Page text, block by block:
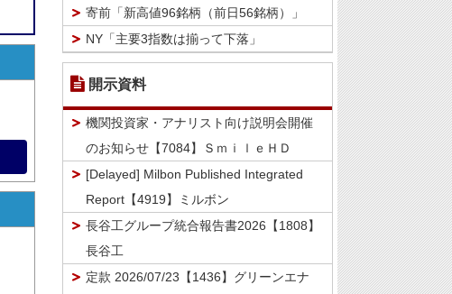
寄前「新高値96銘柄（前日56銘柄）」
NY「主要3指数は揃って下落」
開示資料
機関投資家・アナリスト向け説明会開催
のお知らせ【7084】ＳｍｉｌｅＨＤ
[Delayed] Milbon Published Integrated
Report【4919】ミルボン
長谷工グループ統合報告書2026【1808】
長谷工
定款 2026/07/23【1436】グリーンエナ